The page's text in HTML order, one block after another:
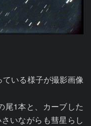
いる様子が撮影画像
尾1本と、カーブした
いながらも彗星らし